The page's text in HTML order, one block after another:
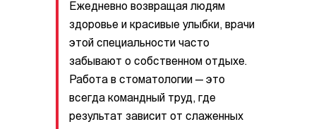
Ежедневно возвращая людям
здоровье и красивые улыбки, врачи
этой специальности часто
забывают о собственном отдыхе.
Работа в стоматологии — это
всегда командный труд, где
результат зависит от слаженных